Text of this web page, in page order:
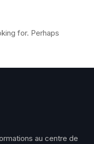
for. Perhaps
au centre de